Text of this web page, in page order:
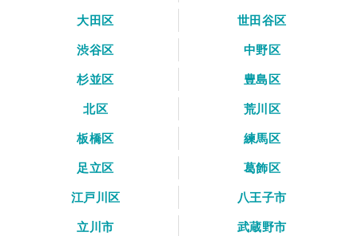
大田区
世田谷区
渋谷区
中野区
杉並区
豊島区
北区
荒川区
板橋区
練馬区
足立区
葛飾区
江戸川区
八王子市
立川市
武蔵野市